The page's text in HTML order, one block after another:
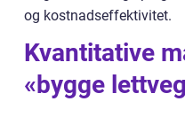
og kostnadseffektivitet.
Kvantitative
«bygge